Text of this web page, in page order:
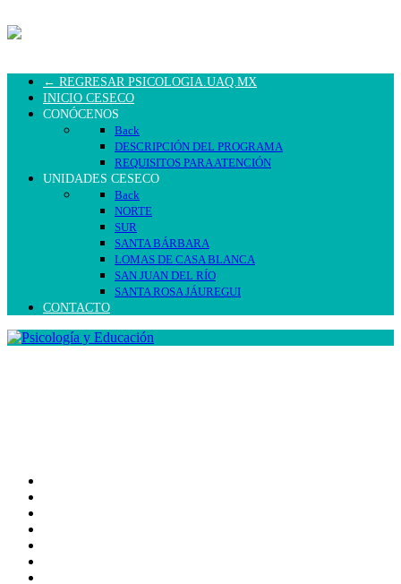
← REGRESAR PSICOLOGIA.UAQ.MX
INICIO CESECO
CONÓCENOS
Back
DESCRIPCIÓN DEL PROGRAMA
REQUISITOS PARA ATENCIÓN
UNIDADES CESECO
Back
NORTE
SUR
SANTA BÁRBARA
LOMAS DE CASA BLANCA
SAN JUAN DEL RÍO
SANTA ROSA JÁUREGUI
CONTACTO